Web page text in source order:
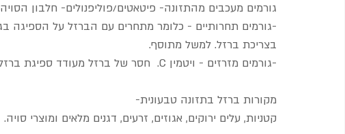
גורמים מעכבים מהתזונה- פיטאטים/פוליפנולים- חלבון
-גורמים תחרותיים - כלומר מתחרים עם הברזל על הספיגה
בצריכת ברזל. למשל מתוסף.
-גורמים מזרזים - ויטמין C.  חסר של ברזל מעודד ספיגת ברזל.
מקורות ברזל בתזונה טבעונית-
קטניות, עלים ירוקים, אגוזים, זרעים, דגנים מלאים ומוצרי סויה.